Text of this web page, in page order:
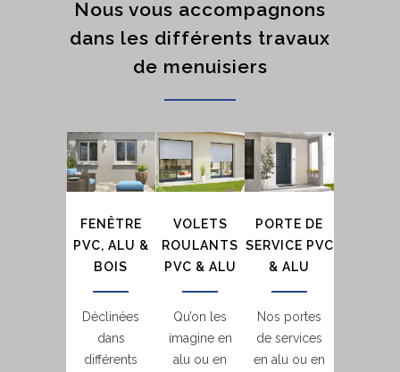
Nous vous accompagnons
dans les différents travaux
de menuisiers
FENÊTRE
PVC, ALU &
BOIS
Déclinées
dans
différents
VOLETS
ROULANTS
PVC & ALU
Qu’on les
imagine en
alu ou en
PORTE DE
SERVICE PVC
& ALU
Nos portes
de services
en alu ou en